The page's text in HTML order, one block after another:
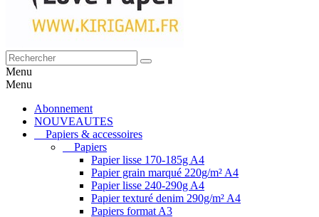
Menu
Menu
Abonnement
NOUVEAUTES
Papiers & accessoires
Papiers
Papier lisse 170-185g A4
Papier grain marqué 220g/m² A4
Papier lisse 240-290g A4
Papier texturé denim 290g/m² A4
Papiers format A3